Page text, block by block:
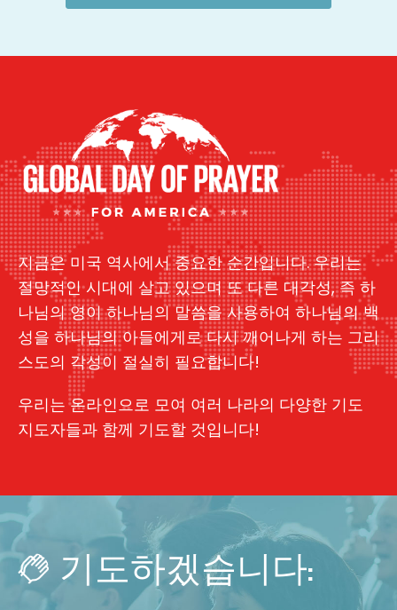
지금은 미국 역사에서 중요한 순간입니다. 우리는
절망적인 시대에 살고 있으며 또 다른 대각성, 즉 하
나님의 영이 하나님의 말씀을 사용하여 하나님의 백
성을 하나님의 아들에게로 다시 깨어나게 하는 그리
스도의 각성이 절실히 필요합니다!
우리는 온라인으로 모여 여러 나라의 다양한 기도
지도자들과 함께 기도할 것입니다!
기도하겠습니다: